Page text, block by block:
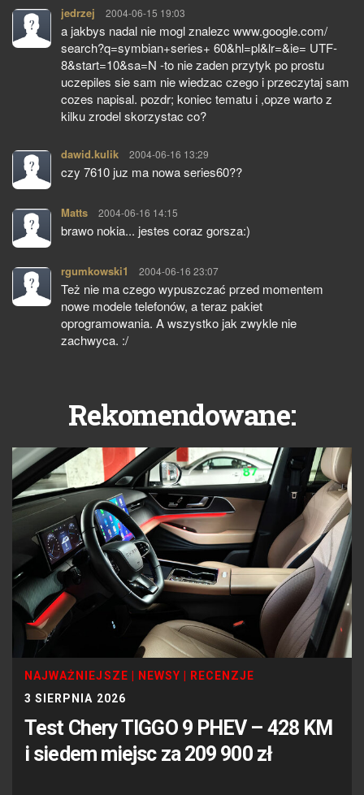
jedrzej pisze:
2004-06-15 19:03
a jakbys nadal nie mogl znalezc www.google.com/
search?q=symbian+series+ 60&hl=pl&lr=&ie= UTF-
8&start=10&sa=N -to nie zaden przytyk po prostu
uczepiles sie sam nie wiedzac czego i przeczytaj sam
cozes napisal. pozdr; koniec tematu i ,opze warto z
kilku zrodel skorzystac co?
dawid.kulik pisze:
2004-06-16 13:29
czy 7610 juz ma nowa series60??
Matts pisze:
2004-06-16 14:15
brawo nokia... jestes coraz gorsza:)
rgumkowski1 pisze:
2004-06-16 23:07
Też nie ma czego wypuszczać przed momentem
nowe modele telefonów, a teraz pakiet
oprogramowania. A wszystko jak zwykle nie
zachwyca. :/
Rekomendowane:
NAJWAŻNIEJSZE NEWSY
RECENZJE
3 SIERPNIA 2026
Test Chery TIGGO 9 PHEV – 428 KM
i siedem miejsc za 209 900 zł